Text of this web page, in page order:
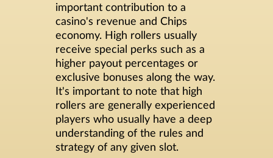
important contribution to a
casino's revenue and Chips
economy. High rollers usually
receive special perks such as a
higher payout percentages or
exclusive bonuses along the way.
It's important to note that high
rollers are generally experienced
players who usually have a deep
understanding of the rules and
strategy of any given slot.